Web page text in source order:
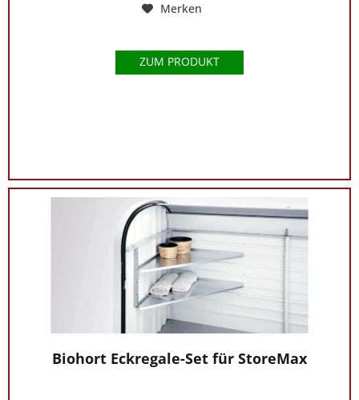
Merken
ZUM PRODUKT
Biohort Eckregale-Set für StoreMax